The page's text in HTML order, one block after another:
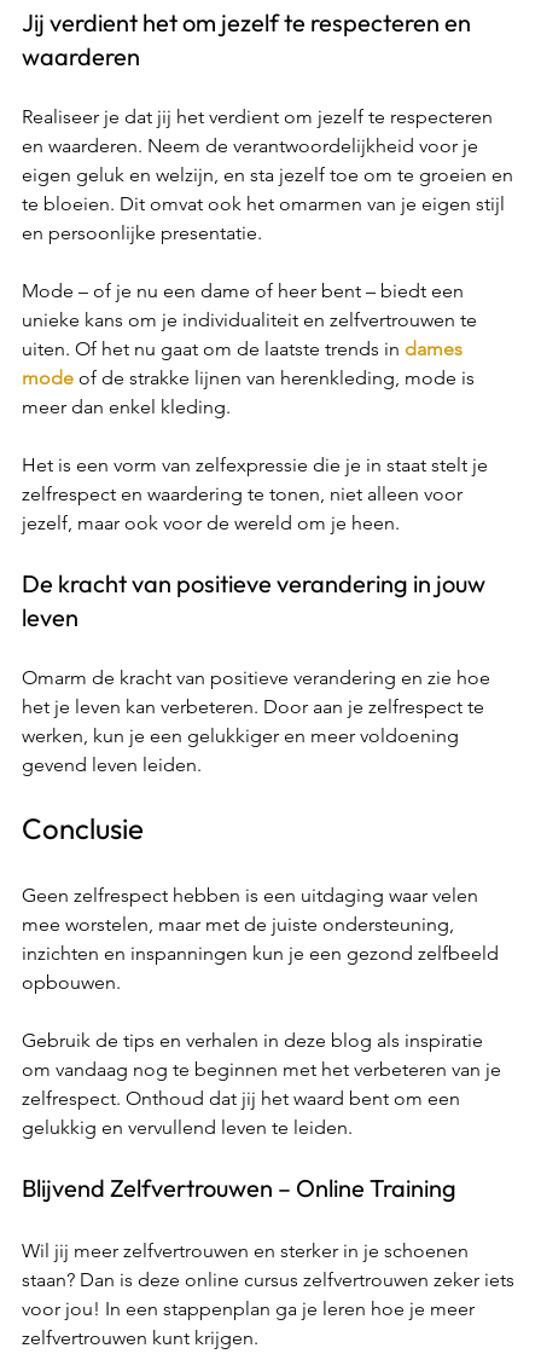
Jij verdient het om jezelf te respecteren en
waarderen
Realiseer je dat jij het verdient om jezelf te respecteren
en waarderen. Neem de verantwoordelijkheid voor je
eigen geluk en welzijn, en sta jezelf toe om te groeien en
te bloeien. Dit omvat ook het omarmen van je eigen stijl
en persoonlijke presentatie.
Mode – of je nu een dame of heer bent – biedt een
unieke kans om je individualiteit en zelfvertrouwen te
uiten. Of het nu gaat om de laatste trends in dames
mode of de strakke lijnen van herenkleding, mode is
meer dan enkel kleding.
Het is een vorm van zelfexpressie die je in staat stelt je
zelfrespect en waardering te tonen, niet alleen voor
jezelf, maar ook voor de wereld om je heen.
De kracht van positieve verandering in jouw
leven
Omarm de kracht van positieve verandering en zie hoe
het je leven kan verbeteren. Door aan je zelfrespect te
werken, kun je een gelukkiger en meer voldoening
gevend leven leiden.
Conclusie
Geen zelfrespect hebben is een uitdaging waar velen
mee worstelen, maar met de juiste ondersteuning,
inzichten en inspanningen kun je een gezond zelfbeeld
opbouwen.
Gebruik de tips en verhalen in deze blog als inspiratie
om vandaag nog te beginnen met het verbeteren van je
zelfrespect. Onthoud dat jij het waard bent om een
gelukkig en vervullend leven te leiden.
Blijvend Zelfvertrouwen – Online Training
Wil jij meer zelfvertrouwen en sterker in je schoenen
staan? Dan is deze online cursus zelfvertrouwen zeker iets
voor jou! In een stappenplan ga je leren hoe je meer
zelfvertrouwen kunt krijgen.